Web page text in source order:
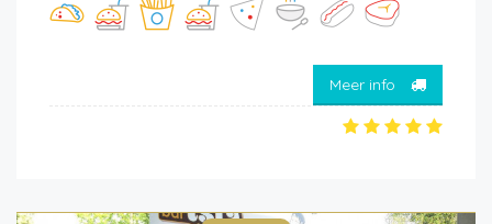
Meer info